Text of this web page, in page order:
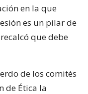
en la que
es un pilar de
que debe
de los comités
de Ética la